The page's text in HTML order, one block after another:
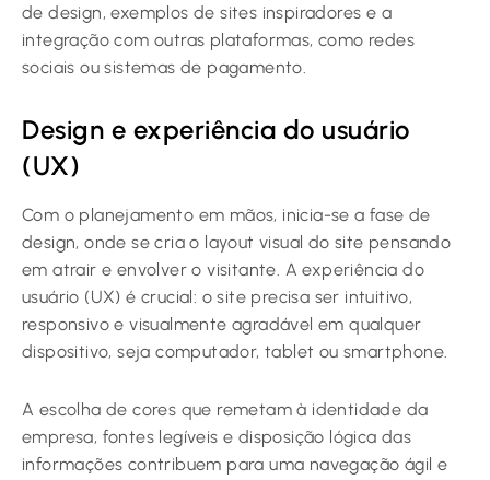
de design, exemplos de sites inspiradores e a
integração com outras plataformas, como redes
sociais ou sistemas de pagamento.
Design e experiência do usuário
(UX)
Com o planejamento em mãos, inicia-se a fase de
design, onde se cria o layout visual do site pensando
em atrair e envolver o visitante. A experiência do
usuário (UX) é crucial: o site precisa ser intuitivo,
responsivo e visualmente agradável em qualquer
dispositivo, seja computador, tablet ou smartphone.
A escolha de cores que remetam à identidade da
empresa, fontes legíveis e disposição lógica das
informações contribuem para uma navegação ágil e